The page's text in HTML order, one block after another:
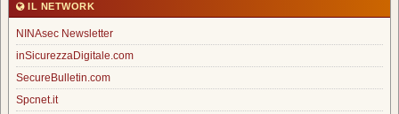
IL NETWORK
NINAsec Newsletter
inSicurezzaDigitale.com
SecureBulletin.com
Spcnet.it